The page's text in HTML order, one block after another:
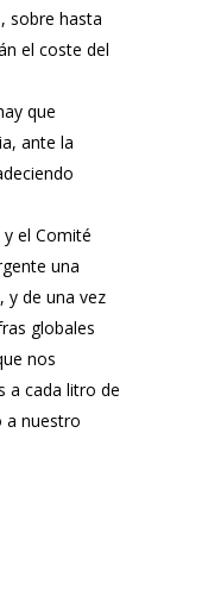
sobre hasta
el coste del
que
ante la
el Comité
una
y de una vez
globales
nos
a cada litro de
a nuestro